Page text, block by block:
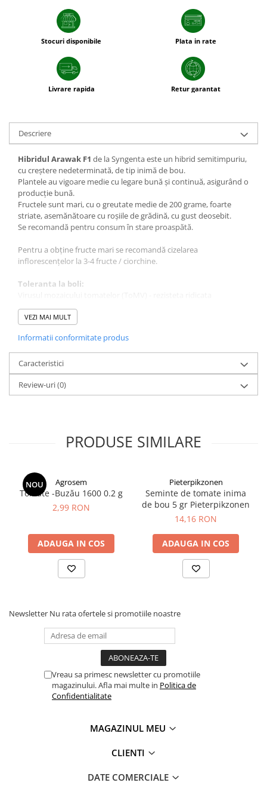
Ingrasaminte de baza
Ingrasaminte lichide
Ingrasaminte solubile
Alveole, tavi si ghivece
Folii si plase agricole
Irigatii
Conducta apa
Banda de picurare
Tub picurare
Accesorii pentru irigatii
Furtun gradina
Filtre
Fitofarmaceutice
Adjuvanti
Erbicide
Insecticide
Tratament seminte
Capcane insecte
Dezinfectant de sol
Culturi BIO
Atomizoare si pulverizatoare
Lubrifianti
Masini de tuns iarba
Roabe
Unelte de mana pentru gradina
Hrana pentru animale
Hrana pentru caini
Hrana pentru iepuri
Hrana pentru pasari
Hrana pentru porci
Suplimente
Stocuri disponibile Plata in rate
Livrare rapida Retur garantat
Descriere
Hibridul Arawak F1 de la Syngenta este un hibrid semitimpuriu,
cu creştere nedeterminată, de tip inimă de bou.
Plantele au vigoare medie cu legare bună şi continuă, asigurând o
producție bună.
Fructele sunt mari, cu o greutate medie de 200 grame, foarte
striate, asemănătoare cu roşiile de grădină, cu gust deosebit.
Se recomandă pentru consum în stare proaspătă.
Pentru a obține fructe mari se recomandă cizelarea
inflorescenţelor la 3-4 fructe / ciorchine.
Toleranta la boli:
Uscarea vasculara (V, Va, Vd) - rezistenta ridicata
VEZI MAI MULT
Informatii conformitate produs
Caracteristici
Review-uri(0)
PRODUSE SIMILARE
NOU Agrosem
Tomate -Buzău 1600 0.2 g
2,99 RON
ADAUGA IN COS
Pieterpikzonen
Seminte de tomate inima
de bou 5 gr Pieterpikzonen
14,16 RON
ADAUGA IN COS
Newsletter Nu rata ofertele si promotiile noastre
Vreau sa primesc newsletter cu promotiile
magazinului. Afla mai multe in Politica de
Confidentialitate
MAGAZINUL MEU
CLIENTI
DATE COMERCIALE